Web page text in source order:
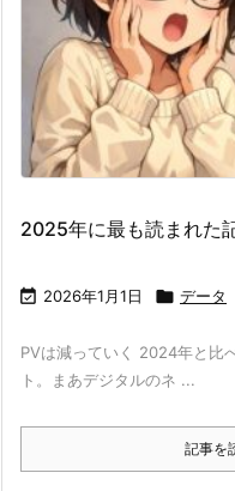
2025年に最も読まれた
 2026年1月1日  データ
PVは減っていく 2024年と比
ト。まあデジタルのネ ...
記事を